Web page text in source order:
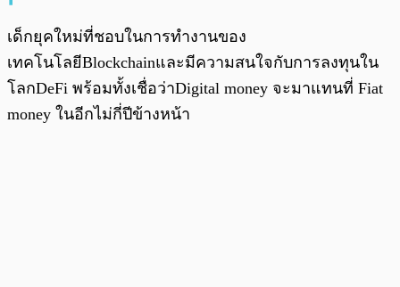
เด็กยุคใหม่ที่ชอบในการทำงานของ
เทคโนโลยีBlockchainและมีความสนใจกับการลงทุนใน
โลกDeFi พร้อมทั้งเชื่อว่าDigital money จะมาแทนที่ Fiat
money ในอีกไม่กี่ปีข้างหน้า